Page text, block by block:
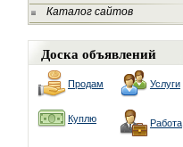
Каталог сайтов
Доска объявлений
Продам Услуги
Куплю Работа